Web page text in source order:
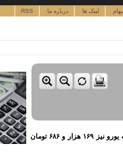
لینک ها درباره ما RSS
نقدینه - قیمت فروش حواله دلار در مرکز مبادله ایران ۱۴۸ هزار و ۵۴۹ تومان و نرخ فروش حواله یورو نیز ۱۶۹ هزار و ۶۸۶ تومان